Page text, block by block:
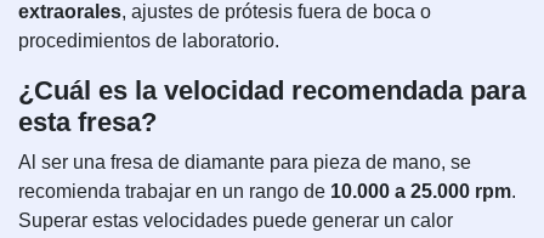
extraorales, ajustes de prótesis fuera de boca o
procedimientos de laboratorio.
¿Cuál es la velocidad recomendada para
esta fresa?
Al ser una fresa de diamante para pieza de mano, se
recomienda trabajar en un rango de 10.000 a 25.000 rpm.
Superar estas velocidades puede generar un calor